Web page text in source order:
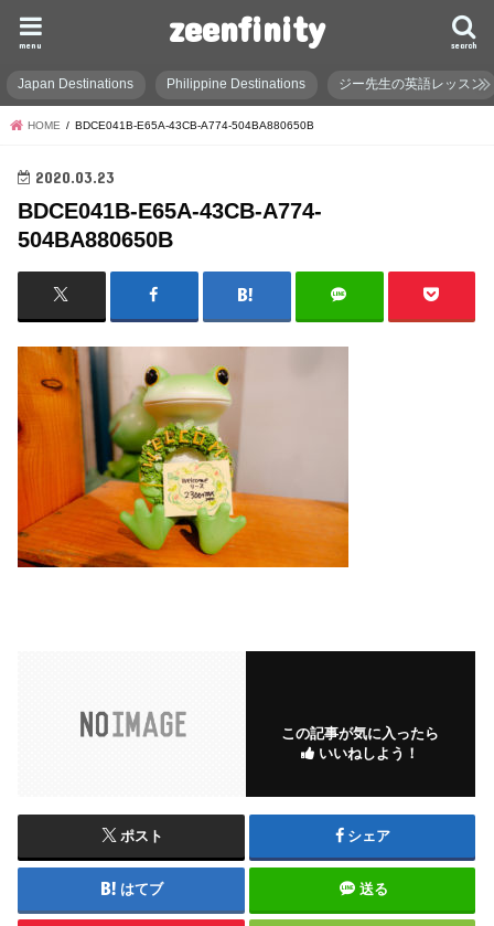
zeenfinity search
menu
Japan Destinations Philippine Destinations ジー先生の英語レッスン
HOME BDCE041B-E65A-43CB-A774-504BA880650B
2020.03.23
BDCE041B-E65A-43CB-A774-
504BA880650B
この記事が気に入ったら
いいねしよう！
ポスト シェア
はてブ 送る